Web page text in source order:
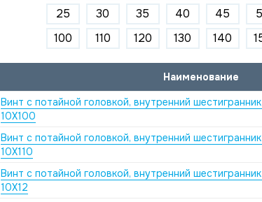
25
30 35 40 45
100
110 120 130 140
Наименование
Винт с потайной головкой, внутренний
10X100
Винт с потайной головкой, внутренний
10X110
Винт с потайной головкой, внутренний
10X12